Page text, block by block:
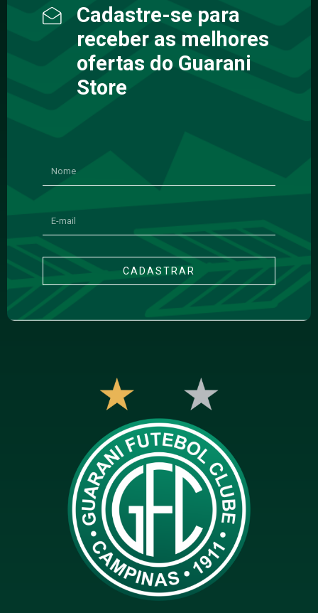
Cadastre-se para
receber as melhores
ofertas do Guarani
Store
CADASTRAR